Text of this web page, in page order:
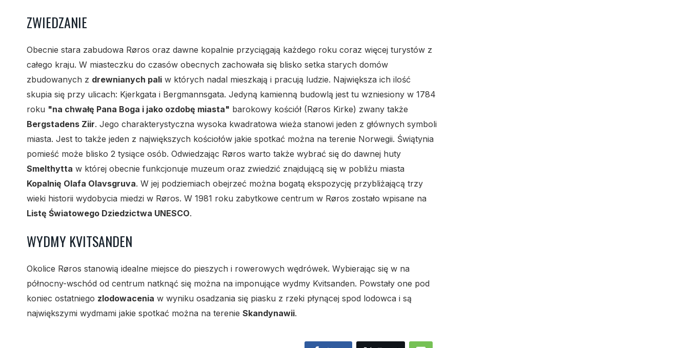
ZWIEDZANIE
Obecnie stara zabudowa Røros oraz dawne kopalnie przyciągają każdego roku coraz więcej turystów z
całego kraju. W miasteczku do czasów obecnych zachowała się blisko setka starych domów
zbudowanych z drewnianych pali w których nadal mieszkają i pracują ludzie. Największa ich ilość
skupia się przy ulicach: Kjerkgata i Bergmannsgata. Jedyną kamienną budowlą jest tu wzniesiony w 1784
roku "na chwałę Pana Boga i jako ozdobę miasta" barokowy kościół (Røros Kirke) zwany także
Bergstadens Ziir. Jego charakterystyczna wysoka kwadratowa wieża stanowi jeden z głównych symboli
miasta. Jest to także jeden z największych kościołów jakie spotkać można na terenie Norwegii. Świątynia
pomieść może blisko 2 tysiące osób. Odwiedzając Røros warto także wybrać się do dawnej huty
Smelthytta w której obecnie funkcjonuje muzeum oraz zwiedzić znajdującą się w pobliżu miasta
Kopalnię Olafa Olavsgruva. W jej podziemiach obejrzeć można bogatą ekspozycję przybliżającą trzy
wieki historii wydobycia miedzi w Røros. W 1981 roku zabytkowe centrum w Røros zostało wpisane na
Listę Światowego Dziedzictwa UNESCO.
WYDMY KVITSANDEN
Okolice Røros stanowią idealne miejsce do pieszych i rowerowych wędrówek. Wybierając się w na
północny-wschód od centrum natknąć się można na imponujące wydmy Kvitsanden. Powstały one pod
koniec ostatniego zlodowacenia w wyniku osadzania się piasku z rzeki płynącej spod lodowca i są
największymi wydmami jakie spotkać można na terenie Skandynawii.